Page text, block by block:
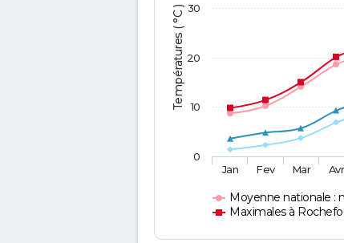
Températures ( °C )
Moyenne nationale :
Maximales à
Jan Fev Mar Avr
0
10
20
30